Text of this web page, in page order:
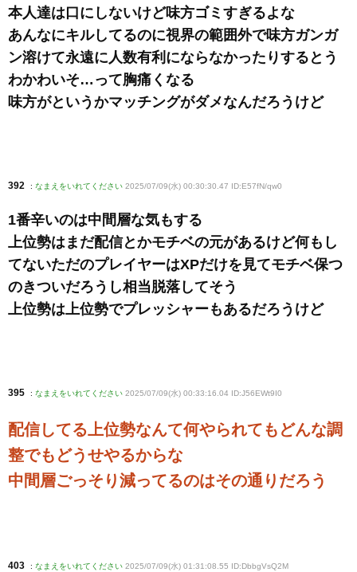
本人達は口にしないけど味方ゴミすぎるよな
あんなにキルしてるのに視界の範囲外で味方ガンガ
ン溶けて永遠に人数有利にならなかったりするとう
わかわいそ…って胸痛くなる
味方がというかマッチングがダメなんだろうけど
392 : なまえをいれてください 2025/07/09(水) 00:30:30.47 ID:E57fN/qw0
1番辛いのは中間層な気もする
上位勢はまだ配信とかモチベの元があるけど何もし
てないただのプレイヤーはXPだけを見てモチベ保つ
のきついだろうし相当脱落してそう
上位勢は上位勢でプレッシャーもあるだろうけど
395 : なまえをいれてください 2025/07/09(水) 00:33:16.04 ID:J56EWt9I0
配信してる上位勢なんて何やられてもどんな調
整でもどうせやるからな
中間層ごっそり減ってるのはその通りだろう
403 : なまえをいれてください 2025/07/09(水) 01:31:08.55 ID:DbbgVsQ2M